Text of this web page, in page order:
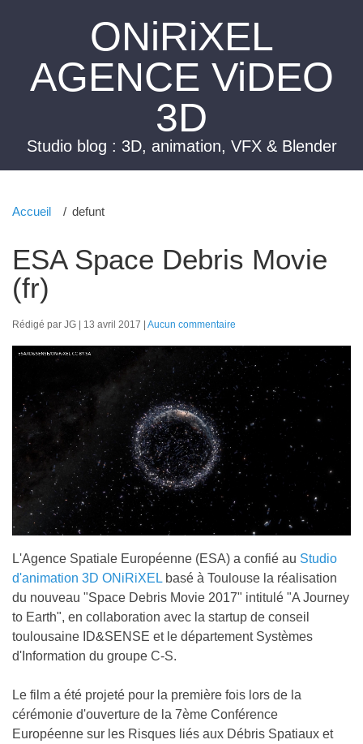
ONiRiXEL
AGENCE ViDEO
3D
Studio blog : 3D, animation, VFX & Blender
Accueil defunt
ESA Space Debris Movie
(fr)
Rédigé par JG 13 avril 2017 Aucun commentaire
L'Agence Spatiale Européenne (ESA) a confié au Studio
d'animation 3D ONiRiXEL basé à Toulouse la réalisation
du nouveau "Space Debris Movie 2017" intitulé "A Journey
to Earth", en collaboration avec la startup de conseil
toulousaine ID&SENSE et le département Systèmes
d'Information du groupe C-S.
Le film a été projeté pour la première fois lors de la
cérémonie d'ouverture de la 7ème Conférence
Européenne sur les Risques liés aux Débris Spatiaux et